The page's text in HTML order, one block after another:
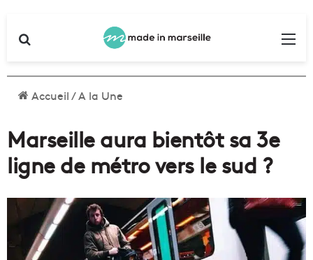
Accueil/A la Une
Marseille aura bientôt sa 3e
ligne de métro vers le sud ?